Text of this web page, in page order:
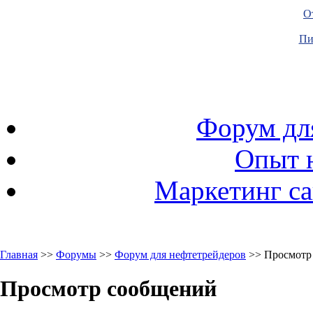
Форум
Опыт
Маркетинг
Главная >> Форумы >> Форум для нефтетрейдеров >>
Просмотр сообщений